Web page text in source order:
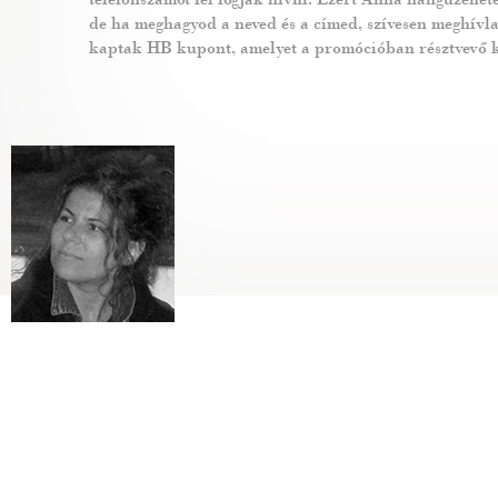
de ha meghagyod a neved és a címed, szívesen
kaptak HB kupont, amelyet a promócióban résztvevő